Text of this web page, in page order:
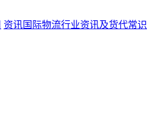
资讯国际物流行业资讯及货代常识